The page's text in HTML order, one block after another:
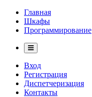
Главная
Шкафы
Программирование
Вход
Регистрация
Диспетчеризация
Контакты